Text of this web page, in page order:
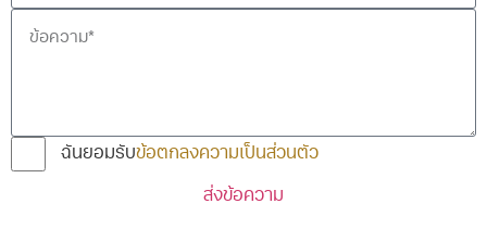
ฉันยอมรับข้อตกลงความเป็นส่วนตัว
ส่งข้อความ